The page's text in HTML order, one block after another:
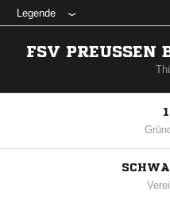
Legende
FSV PREUSSEN